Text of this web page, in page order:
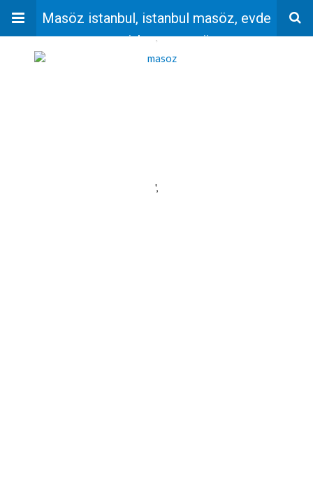
Masöz istanbul, istanbul masöz, evde
masaj, bayan masöz
'
',